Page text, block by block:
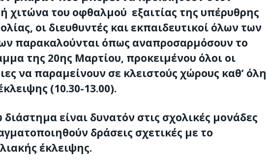
χιτώνα του οφθαλμού εξαιτίας της υπέρυθρης
οι διευθυντές και εκπαιδευτικοί όλων των
παρακαλούνται όπως αναπροσαρμόσουν το
της 20ης Μαρτίου, προκειμένου όλοι οι
να παραμείνουν σε κλειστούς χώρους καθ’ όλη
(10.30-13.00).
είναι δυνατόν στις σχολικές μονάδες
δράσεις σχετικές με το
έκλειψης.